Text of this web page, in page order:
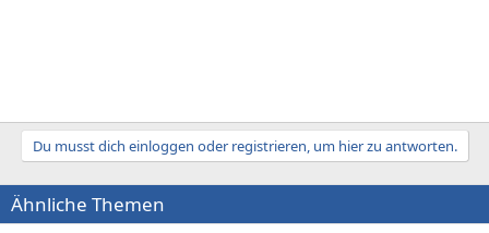
Du musst dich einloggen oder registrieren, um hier zu antworten.
Ähnliche Themen